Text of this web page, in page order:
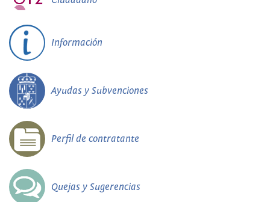
Información
Ayudas y Subvenciones
Perfil de contratante
Quejas y Sugerencias